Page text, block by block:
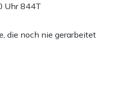
Uhr844T
die noch nie gerarbeitet